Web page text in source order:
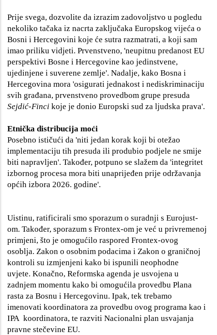
Prije svega, dozvolite da izrazim zadovoljstvo u pogledu
nekoliko tačaka iz nacrta zaključaka Europskog vijeća o
Bosni i Hercegovini koje će sutra razmatrati, a koji sam
imao priliku vidjeti. Prvenstveno, 'neupitnu predanost EU
perspektivi Bosne i Hercegovine kao jedinstvene,
ujedinjene i suverene zemlje'. Nadalje, kako Bosna i
Hercegovina mora 'osigurati jednakost i nediskriminaciju
svih građana, prvenstveno provedbom grupe presuda
Sejdić-Finci koje je donio Europski sud za ljudska prava'.
Etnička distribucija moći
Posebno ističući da 'niti jedan korak koji bi otežao
implementaciju tih presuda ili produbio podjele ne smije
biti napravljen'. Također, potpuno se slažem da 'integritet
izbornog procesa mora biti unaprijeđen prije održavanja
općih izbora 2026. godine'.
Uistinu, ratificirali smo sporazum o suradnji s Eurojust-
om. Također, sporazum s Frontex-om je već u privremenoj
primjeni, što je omogućilo raspored Frontex-ovog
osoblja. Zakon o osobnim podacima i Zakon o graničnoj
kontroli su izmjenjeni kako bi ispunili neophodne
uvjete. Konačno, Reformska agenda je usvojena u
zadnjem momentu kako bi omogućila provedbu Plana
rasta za Bosnu i Hercegovinu. Ipak, tek trebamo
imenovati koordinatora za provedbu ovog programa kao i
IPA koordinatora, te razviti Nacionalni plan usvajanja
pravne stečevine EU.